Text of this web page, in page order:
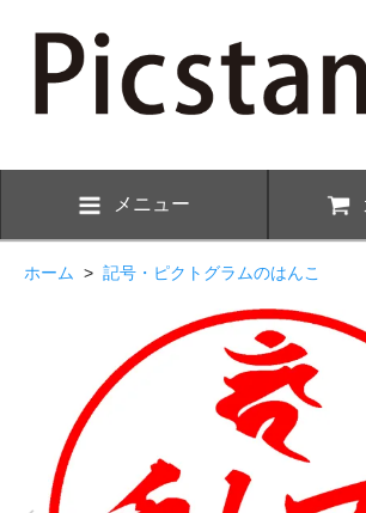
メニュー
ホーム > 記号・ピクトグラムのはんこ